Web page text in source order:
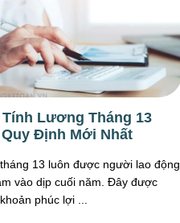
Tính Lương Tháng 13
Định Mới Nhất
13 luôn được người lao động
vào dịp cuối năm. Đây được
phúc lợi ...